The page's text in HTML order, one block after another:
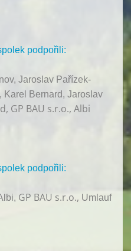
podpořili:
Jaroslav Pařízek-
Karel Bernard, Jaroslav
GP BAU s.r.o., Albi
podpořili:
GP BAU s.r.o., Umlauf